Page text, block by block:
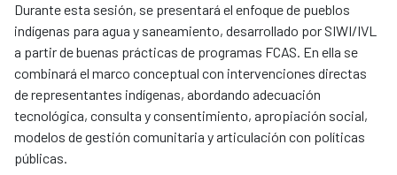
Durante esta sesión, se presentará el enfoque de pueblos
indígenas para agua y saneamiento, desarrollado por SIWI/IVL
a partir de buenas prácticas de programas FCAS. En ella se
combinará el marco conceptual con intervenciones directas
de representantes indígenas, abordando adecuación
tecnológica, consulta y consentimiento, apropiación social,
modelos de gestión comunitaria y articulación con políticas
públicas.